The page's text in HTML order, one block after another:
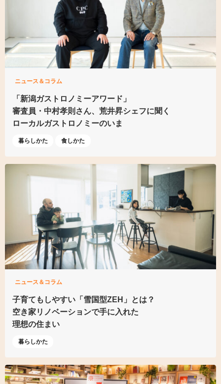
ニュース＆コラム
「新潟ガストロノミーアワード」
審査員・中村孝則さん、 荒井昇シェフに聞く
ローカルガストロノミーのいま
暮らしかた 食しかた
ニュース＆コラム
子育てもしやすい 「雪国型ZEH」とは？
空き家リノベーションで手に入れた
理想の住まい
暮らしかた